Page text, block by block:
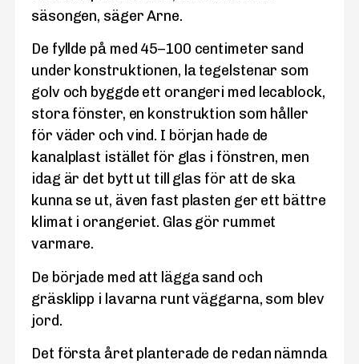
säsongen, säger Arne.
De fyllde på med 45–100 centimeter sand
under konstruktionen, la tegelstenar som
golv och byggde ett orangeri med lecablock,
stora fönster, en konstruktion som håller
för väder och vind. I början hade de
kanalplast istället för glas i fönstren, men
idag är det bytt ut till glas för att de ska
kunna se ut, även fast plasten ger ett bättre
klimat i orangeriet. Glas gör rummet
varmare.
De började med att lägga sand och
gräsklipp i lavarna runt väggarna, som blev
jord.
Det första året planterade de redan nämnda